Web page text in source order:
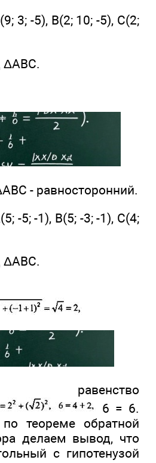
3; -5), В(2; 10; -5), С(2;
- равносторонний.
-5; -1), В(5; -3; -1), С(4;
равенство
6 = 6.
по теореме обратной
делаем вывод, что
с гипотенузой